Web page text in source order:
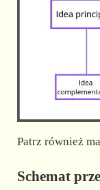
Patrz również
Schemat